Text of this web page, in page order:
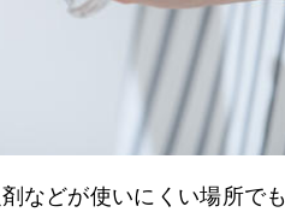
などが使いにくい場所で